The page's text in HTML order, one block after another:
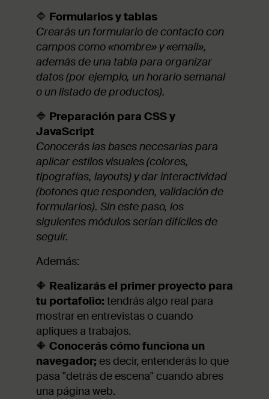
🔷 Formularios y tablas
Crearás un formulario de contacto con
campos como «nombre» y «email»,
además de una tabla para organizar
datos (por ejemplo, un horario semanal
o un listado de productos).
🔷 Preparación para CSS y
JavaScript
Conocerás las bases necesarias para
aplicar estilos visuales (colores,
tipografías, layouts) y dar interactividad
(botones que responden, validación de
formularios). Sin este paso, los
siguientes módulos serían difíciles de
seguir.
Además:
🔶 Realizarás el primer proyecto para
tu portafolio: tendrás algo real para
mostrar en entrevistas o cuando
apliques a trabajos.
🔶 Conocerás cómo funciona un
navegador; es decir, entenderás lo que
pasa "detrás de escena" cuando abres
una página web.